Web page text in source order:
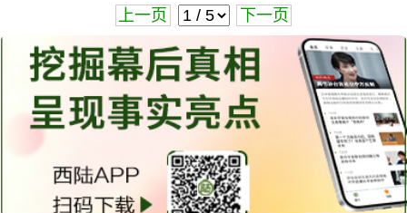
上一页 下一页